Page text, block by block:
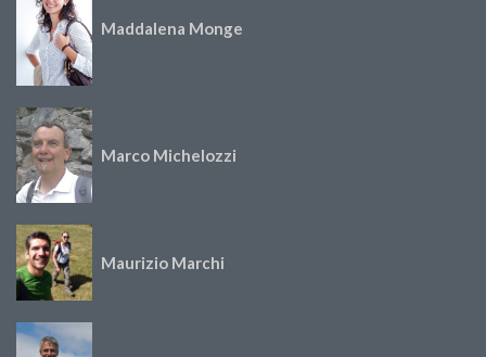
Maddalena Monge
Marco Michelozzi
Maurizio Marchi